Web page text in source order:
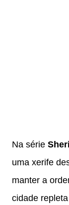
Na série
uma xerife
manter a
cidade